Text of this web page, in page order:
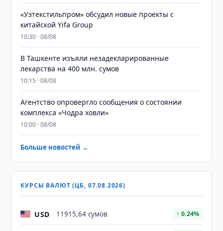
«Узтекстильпром» обсудил новые проекты с
китайской Yifa Group
10:30 · 08/08
​​​​​​​В Ташкенте изъяли незадекларированные
лекарства на 400 млн. сумов
10:15 · 08/08
Агентство опровергло сообщения о состоянии
комплекса «Чодра ховли»
10:00 · 08/08
Больше новостей →
КУРСЫ ВАЛЮТ (ЦБ, 07.08.2026)
USD 11915,64 сумов ↑ 0.24%